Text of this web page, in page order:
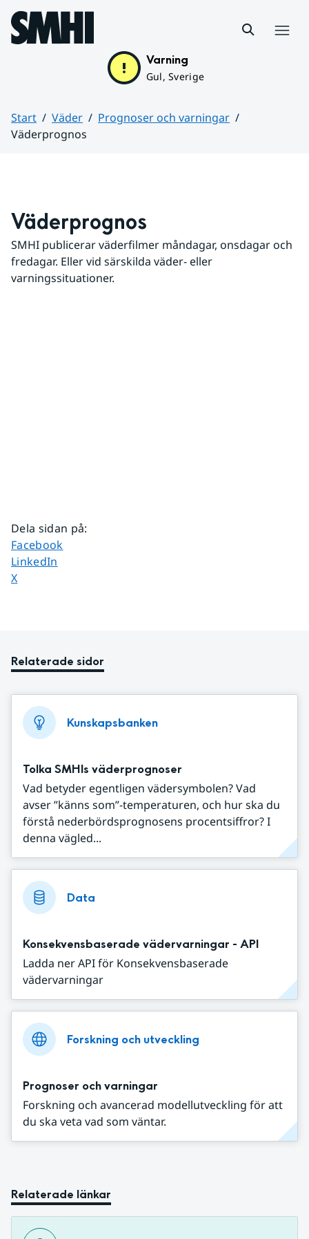
Hoppa till sidans innehåll
Varning
Gul, Sverige
Start Väder
Prognoser och varningar
Väderprognos
Väderprognos
SMHI publicerar väderfilmer måndagar, onsdagar och
fredagar. Eller vid särskilda väder- eller
varningssituationer.
Dela sidan på:
Dela sidan på
Facebook
Dela sidan på
LinkedIn
Dela sidan på
X
Relaterade sidor
Kunskapsbanken
Tolka SMHIs väderprognoser
Vad betyder egentligen vädersymbolen? Vad
avser ”känns som”-temperaturen, och hur ska du
förstå nederbördsprognosens procentsiffror? I
denna vägled...
Data
Konsekvensbaserade vädervarningar - API
Ladda ner API för Konsekvensbaserade
vädervarningar
Forskning och utveckling
Prognoser och varningar
Forskning och avancerad modellutveckling för att
du ska veta vad som väntar.
Relaterade länkar